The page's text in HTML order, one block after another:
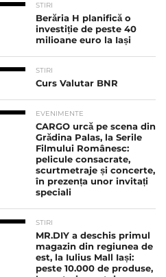
STIRI
Berăria H planifică o
investiție de peste 40
milioane euro la Iași
STIRI
Curs Valutar BNR
EVENIMENTE
CARGO urcă pe scena din
Grădina Palas, la Serile
Filmului Românesc:
pelicule consacrate,
scurtmetraje și concerte,
în prezența unor invitați
speciali
STIRI
MR.DIY a deschis primul
magazin din regiunea de
est, la Iulius Mall Iași:
peste 10.000 de produse,